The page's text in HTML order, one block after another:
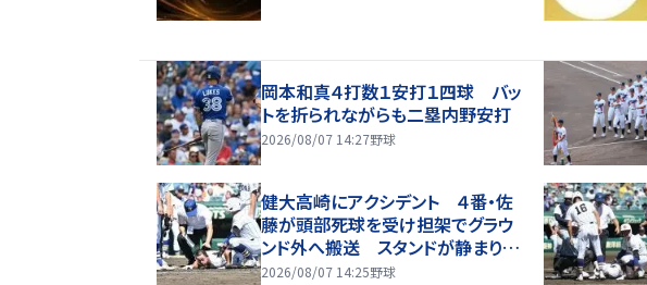
岡本和真４打数１安打１四球 バッ
トを折られながらも二塁内野安打
2026/08/07 14:27野球
健大高崎にアクシデント ４番・佐
藤が頭部死球を受け担架でグラウ
ンド外へ搬送 スタンドが静まりか
えるも四回守備から復帰→大きな
2026/08/07 14:25野球